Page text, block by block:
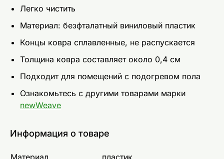
Легко чистить
Материал: безфталатный виниловый пластик
Концы ковра сплавленные, не распускается
Толщина ковра составляет около 0,4 см
Подходит для помещений с подогревом пола
Ознакомьтесь с другими товарами марки
newWeave
Информация о товаре
Материал пластик